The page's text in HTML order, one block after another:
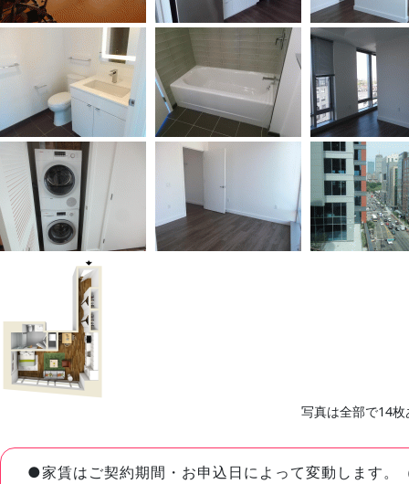
写真は全部で14
●家賃はご契約期間・お申込日によって変動します。